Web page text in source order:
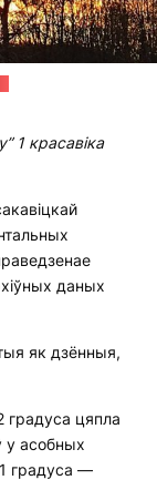
1 красавіка
даных
як дзённыя,
градуса цяпла
у асобных
градуса —